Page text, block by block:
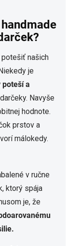
našich
je
a
Navyše
hodnote.
prstov a
málokedy.
v ručne
ktorý spája
je, že